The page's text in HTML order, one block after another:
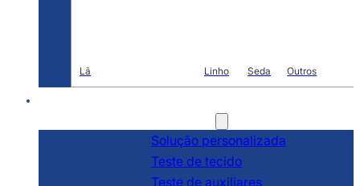
Lã Linho Seda Outros
Solução personalizada
Teste de tecido
Teste de auxiliares